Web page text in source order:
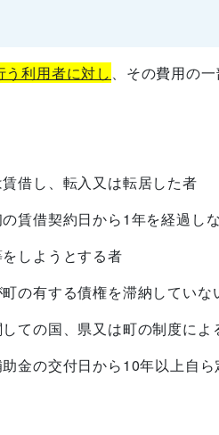
う利用者に対し 、その費用の一
借し、転入又は転居した者
賃借契約日から1年を経過し
しようとする者
の有する債権を滞納していな
の国、県又は町の制度によ
の交付日から10年以上自ら